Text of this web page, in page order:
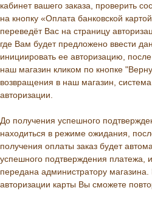
кабинет вашего заказа, проверить
на кнопку «Оплата банковской
переведёт Вас на страницу
где Вам будет предложено ввести
инициировать ее авторизацию,
наш магазин кликом по кнопке
возвращения в наш магазин,
авторизации.
До получения успешного
находиться в режиме ожидания,
получения оплаты заказ будет
успешного подтверждения платежа,
передана администратору магазина.
авторизации карты Вы сможете